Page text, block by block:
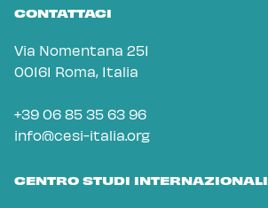
CONTATTACI
Via Nomentana 251
00161 Roma, Italia
+39 06 85 35 63 96
info@cesi-italia.org
CENTRO STUDI INTERNAZIONALI